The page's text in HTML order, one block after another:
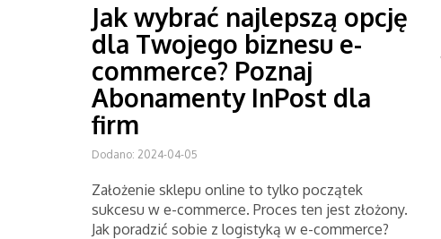
Jak wybrać najlepszą opcję
dla Twojego biznesu e-
commerce? Poznaj
Abonamenty InPost dla
firm
Dodano: 2024-04-05
Założenie sklepu online to tylko początek
sukcesu w e-commerce. Proces ten jest złożony.
Jak poradzić sobie z logistyką w e-commerce?